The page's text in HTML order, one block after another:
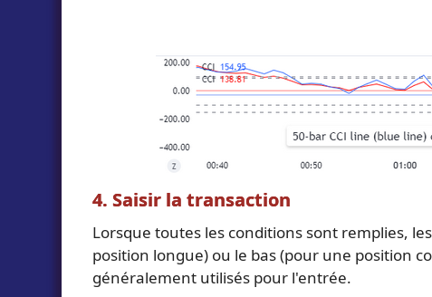
4. Saisir la transaction
Lorsque toutes les conditions sont remplies,
position longue) ou le bas (pour une position
généralement utilisés pour l'entrée.